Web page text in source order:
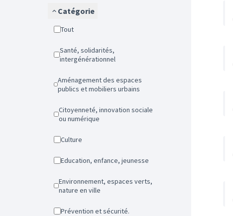
Catégorie
Tout
Santé, solidarités,
intergénérationnel
Aménagement des espaces
publics et mobiliers urbains
Citoyenneté, innovation sociale
ou numérique
Culture
Education, enfance, jeunesse
Environnement, espaces verts,
nature en ville
Prévention et sécurité.